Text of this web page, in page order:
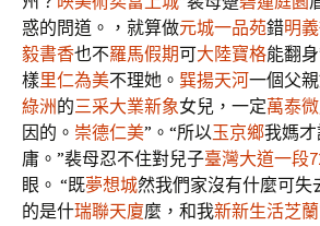
惑的問道。，就算做元城一品苑錯明
毅書香也不羅馬假期可大陸寶格能翻
樣里仁為美不理她。 巽揚天河一個父
綠洲的三采大業新象女兒，一定萬泰
因的。 崇德仁美”。“所以玉京鄉我媽
庸。”裴母忍不住對兒子臺灣大道一段
眼。 “既夢想城然我們家沒有什麼可失
的是什瑞聯天廈麼，和我新新生活芝